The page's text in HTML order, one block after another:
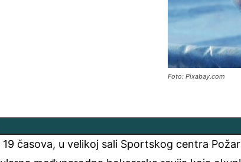
Foto: Pixabay.com
časova, u velikoj sali Sportskog centra